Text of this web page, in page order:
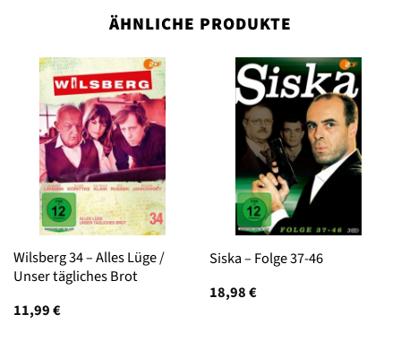
ÄHNLICHE PRODUKTE
Wilsberg 34 – Alles Lüge /
Unser tägliches Brot
11,99€
Siska – Folge 37-46
18,98€